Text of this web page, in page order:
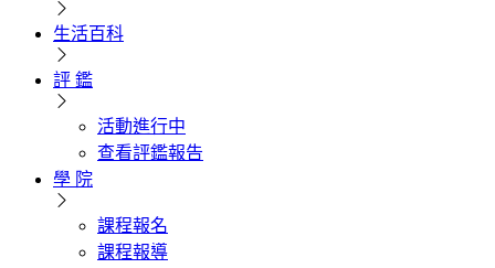
生活百科
評 鑑
活動進行中
查看評鑑報告
學 院
課程報名
課程報導